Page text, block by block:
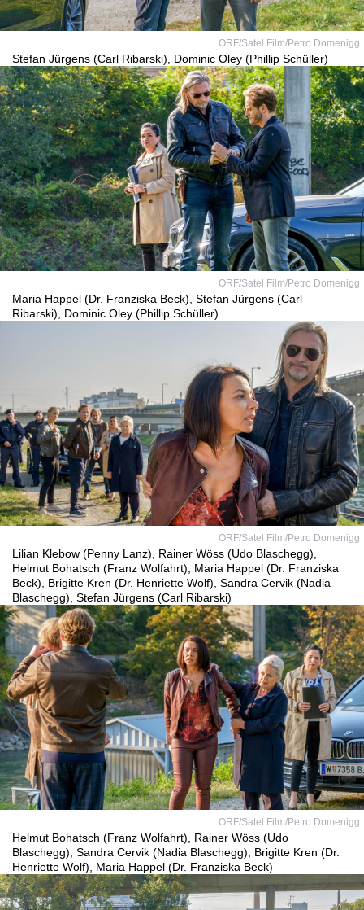
ORF/Satel Film/Petro Domenigg
Stefan Jürgens (Carl Ribarski), Dominic Oley (Phillip Schüller)
ORF/Satel Film/Petro Domenigg
Maria Happel (Dr. Franziska Beck), Stefan Jürgens (Carl
Ribarski), Dominic Oley (Phillip Schüller)
ORF/Satel Film/Petro Domenigg
Lilian Klebow (Penny Lanz), Rainer Wöss (Udo Blaschegg),
Helmut Bohatsch (Franz Wolfahrt), Maria Happel (Dr. Franziska
Beck), Brigitte Kren (Dr. Henriette Wolf), Sandra Cervik (Nadia
Blaschegg), Stefan Jürgens (Carl Ribarski)
ORF/Satel Film/Petro Domenigg
Helmut Bohatsch (Franz Wolfahrt), Rainer Wöss (Udo
Blaschegg), Sandra Cervik (Nadia Blaschegg), Brigitte Kren (Dr.
Henriette Wolf), Maria Happel (Dr. Franziska Beck)